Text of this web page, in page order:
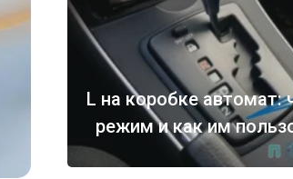
L на коробке автомат:
режим и как им